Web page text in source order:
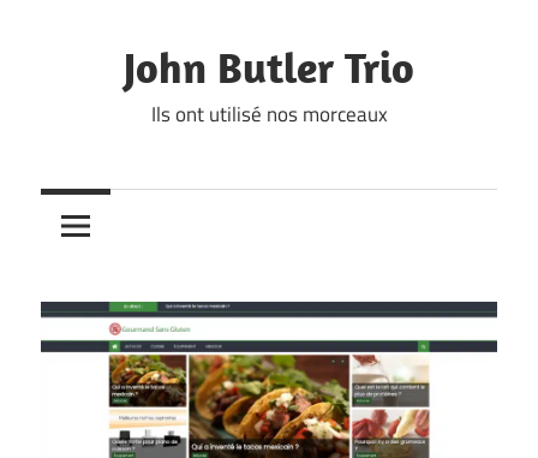
John Butler Trio
Ils ont utilisé nos morceaux